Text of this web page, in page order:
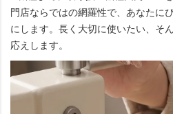
門店ならではの網羅性で、あなたに
にします。長く大切に使いたい、そ
応えします。